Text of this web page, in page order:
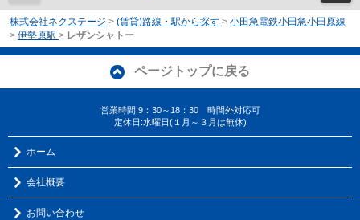
株式会社ネクステージ > (賃貸)路線・駅から探す > 小田急電鉄小田急小田原線
> 伊勢原駅 > レザンシャトー
ページトップに戻る
営業時間:9：30～18：30 時間外対応可
定休日:水曜日(１月～３月は無休)
ホーム
会社概要
お問い合わせ